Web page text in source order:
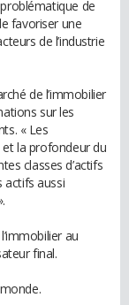
de
favoriser une
de l’industrie
de l’immobilier
sur les
« Les
la profondeur du
classes d’actifs
actifs aussi
au
final.